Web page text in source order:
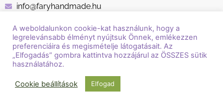
info@faryhandmade.hu
A weboldalunkon cookie-kat használunk, hogy a
legrelevánsabb élményt nyújtsuk Önnek, emlékezzen
preferenciáira és megismételje látogatásait. Az
„Elfogadás” gombra kattintva hozzájárul az ÖSSZES sütik
használatához.
Cookie beállítások Elfogad